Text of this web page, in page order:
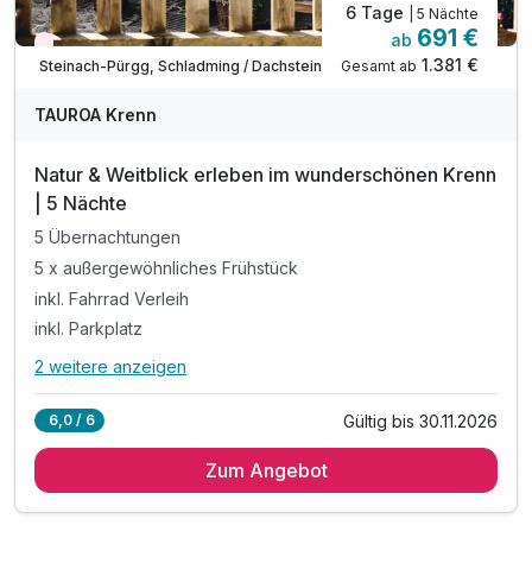
Nur noch Restplätze
Steinach-Pürgg, Schladming / Dachstein
6 Tage | 5 Nächte
ab 691 €
Gesamt ab 1.381 €
TAUROA Krenn
Natur & Weitblick erleben im wunderschönen Krenn
| 5 Nächte
5 Übernachtungen
5 x außergewöhnliches Frühstück
inkl. Fahrrad Verleih
inkl. Parkplatz
Alle Inklusivleistungen
5 x außergewöhnliches Frühstück
2 weitere anzeigen
6,0 / 6 Gültig bis 30.11.2026
Zum Angebot